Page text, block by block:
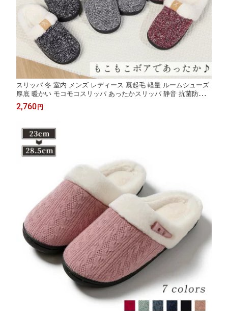
スリッパ 冬 室内 メンズ レディース 裹起毛 軽量 ルームシューズ
厚底 暖かい モコモコスリッパ あったかスリッパ 静音 抗菌防臭
ファースリッパ フワフワ 洗える トイレ ベランダ 来客用 部屋用
おしゃれ かかとなし ボア
2,760円